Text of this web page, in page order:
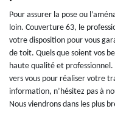
Pour assurer la pose ou
loin. Couverture 63, le
votre disposition pour vous
de toit. Quels que soient vos
haute qualité et professionnel.
vers vous pour réaliser votre
information, n’hésitez pas à
Nous viendrons dans les plus